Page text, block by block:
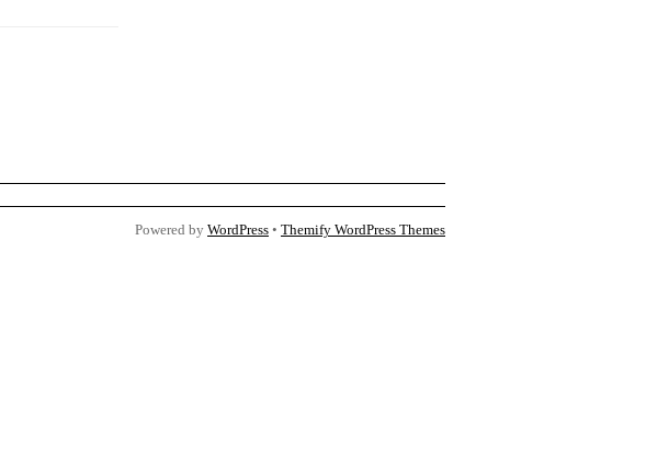
Powered by WordPress • Themify WordPress Themes